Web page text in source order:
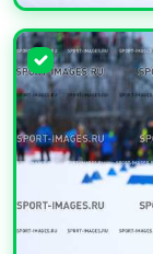
УВЕЛИЧИТЬ